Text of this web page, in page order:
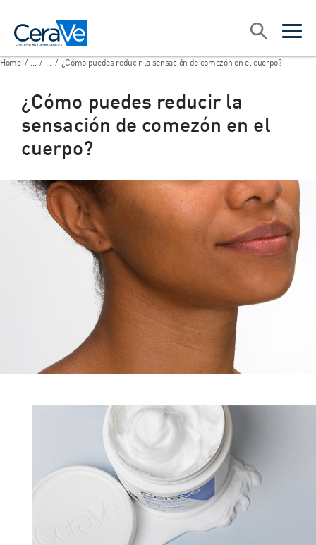
open
open
Search
Home / ... / ... / ¿Cómo puedes reducir la sensación de comezón en el cuerpo?
¿Cómo puedes reducir la
sensación de comezón en el
cuerpo?